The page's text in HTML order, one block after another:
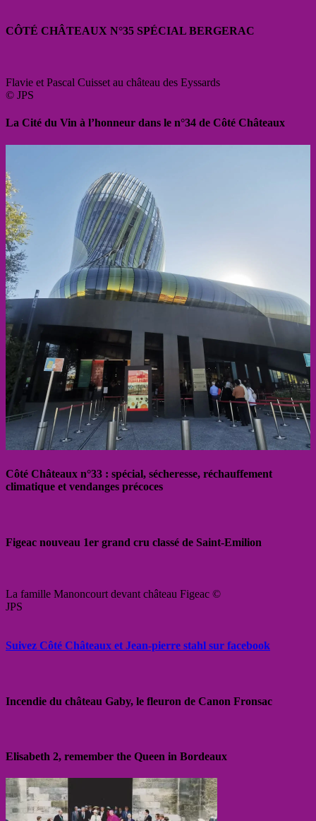
CÔTÉ CHÂTEAUX N°35 SPÉCIAL BERGERAC
Flavie et Pascal Cuisset au château des Eyssards
© JPS
La Cité du Vin à l’honneur dans le n°34 de Côté Châteaux
Côté Châteaux n°33 : spécial, sécheresse, réchauffement
climatique et vendanges précoces
Figeac nouveau 1er grand cru classé de Saint-Emilion
La famille Manoncourt devant château Figeac ©
JPS
Suivez Côté Châteaux et Jean-pierre stahl sur facebook
Incendie du château Gaby, le fleuron de Canon Fronsac
Elisabeth 2, remember the Queen in Bordeaux